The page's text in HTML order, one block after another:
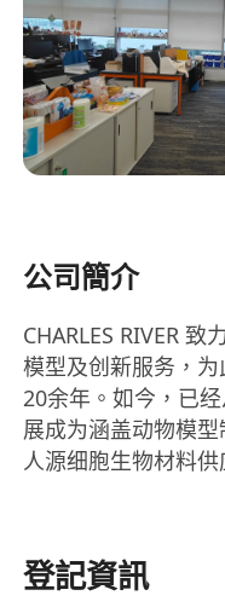
公司簡介
CHARLES RIVER
模型及创新服务，
20余年。如今，已
展成为涵盖动物模
人源细胞生物材料
登記資訊